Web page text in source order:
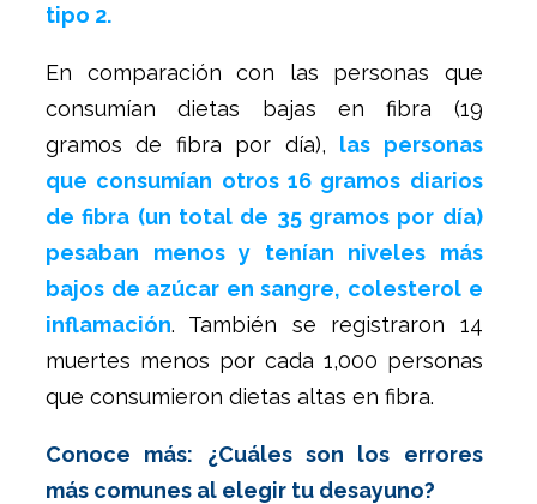
tipo 2.
En comparación con las personas que
consumían dietas bajas en fibra (19
gramos de fibra por día), las personas
que consumían otros 16 gramos diarios
de fibra (un total de 35 gramos por día)
pesaban menos y tenían niveles más
bajos de azúcar en sangre, colesterol e
inflamación. También se registraron 14
muertes menos por cada 1,000 personas
que consumieron dietas altas en fibra.
Conoce más: ¿Cuáles son los errores
más comunes al elegir tu desayuno?